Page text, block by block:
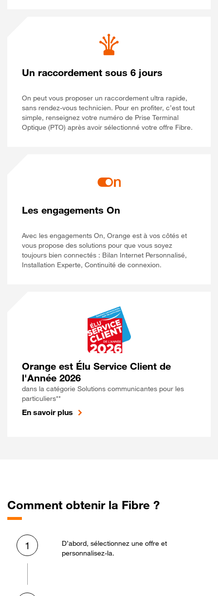
Un raccordement sous 6 jours
On peut vous proposer un raccordement ultra rapide,
sans rendez-vous technicien. Pour en profiter, c’est tout
simple, renseignez votre numéro de Prise Terminal
Optique (PTO) après avoir sélectionné votre offre Fibre.
Les engagements On
Avec les engagements On, Orange est à vos côtés et
vous propose des solutions pour que vous soyez
toujours bien connectés : Bilan Internet Personnalisé,
Installation Experte, Continuité de connexion.
Orange est Élu Service Client de
l'Année 2026
dans la catégorie Solutions communicantes pour les
particuliers**
En savoir plus
Comment obtenir la Fibre ?
1
D’abord, sélectionnez une offre et
personnalisez-la.